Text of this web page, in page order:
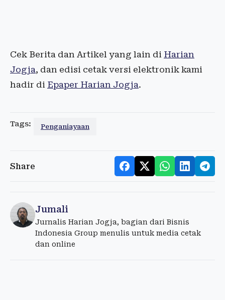
Cek Berita dan Artikel yang lain di Harian
Jogja, dan edisi cetak versi elektronik kami
hadir di Epaper Harian Jogja.
Tags: Penganiayaan
Share
Jumali
Jurnalis Harian Jogja, bagian dari Bisnis
Indonesia Group menulis untuk media cetak
dan online